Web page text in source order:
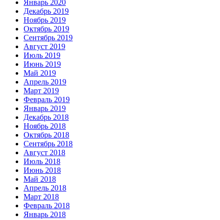
Январь 2020
Декабрь 2019
Ноябрь 2019
Октябрь 2019
Сентябрь 2019
Август 2019
Июль 2019
Июнь 2019
Май 2019
Апрель 2019
Март 2019
Февраль 2019
Январь 2019
Декабрь 2018
Ноябрь 2018
Октябрь 2018
Сентябрь 2018
Август 2018
Июль 2018
Июнь 2018
Май 2018
Апрель 2018
Март 2018
Февраль 2018
Январь 2018